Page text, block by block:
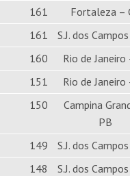
161
Fortaleza –
161
S.J. dos
160
Rio de Janeiro
151
Rio de Janeiro
150
Campina
PB
149
S.J. dos
148
S.J. dos